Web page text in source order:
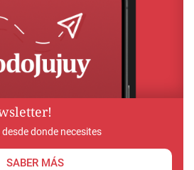
donde necesites
SABER MÁS